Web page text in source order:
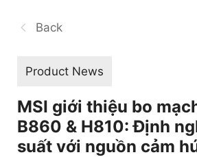
Back
Product News
MSI giới thiệu bo
B860 & H810: Định
suất với nguồn cảm